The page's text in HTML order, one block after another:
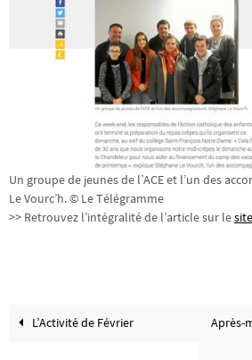
Un groupe de jeunes de l’ACE et l’un des
Le Vourc’h. © Le Télégramme
>> Retrouvez l’intégralité de l’article sur le
L’Activité de Février
Après-